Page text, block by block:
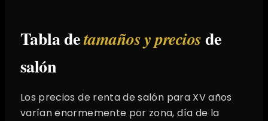
Tabla detamaños y preciosde
salón
Los precios de renta de salón para XV años
varían enormemente por zona, día de la